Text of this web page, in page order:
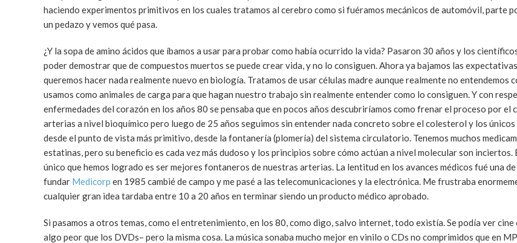
haciendo experimentos primitivos en los cuales tratamos al cerebro como si fuéramos mecánicos de automóvil, parte
un pedazo y vemos qué pasa.
¿Y la sopa de amino ácidos que íbamos a usar para probar como había ocurrido la vida? Pasaron 30 años y los
poder demostrar que de compuestos muertos se puede crear vida, y no lo consiguen. Ahora ya bajamos las
queremos hacer nada realmente nuevo en biología. Tratamos de usar células madre aunque realmente no entendemos
usamos como animales de carga para que hagan nuestro trabajo sin realmente entender como lo consiguen. Y con
enfermedades del corazón en los años 80 se pensaba que en pocos años descubriríamos como frenar el proceso por el
arterias a nivel bioquímico pero luego de 25 años seguimos sin entender nada concreto sobre el colesterol y los únicos
desde el punto de vista más primitivo, desde la fontanería (plomería) del sistema circulatorio. Tenemos muchos
estatinas, pero su beneficio es cada vez más dudoso y los principios sobre cómo actúan a nivel molecular son inciertos.
único que hemos logrado es ser mejores fontaneros de nuestras arterias. La lentitud en los avances médicos fué una
fundar Medicorp en 1985 cambié de campo y me pasé a las telecomunicaciones y la electrónica. Me frustraba
cualquier gran idea tardaba entre 10 a 20 años en terminar siendo un producto médico aprobado.
Si pasamos a otros temas, como el entretenimiento, en los 80, como digo, salvo internet, todo existía. Se podía ver cine
algo peor que los DVDs– pero la misma cosa. La música sonaba mucho mejor en vinilo o CDs no comprimidos que en